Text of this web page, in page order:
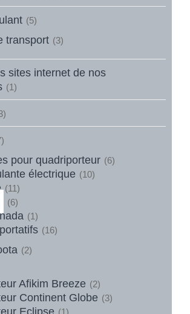
(5)
transport (3)
sites internet de nos
(1)
pour quadriporteur (6)
électrique (10)
(11)
(6)
(1)
(16)
(2)
Afikim Breeze (2)
Continent Globe (3)
Eclipse (1)